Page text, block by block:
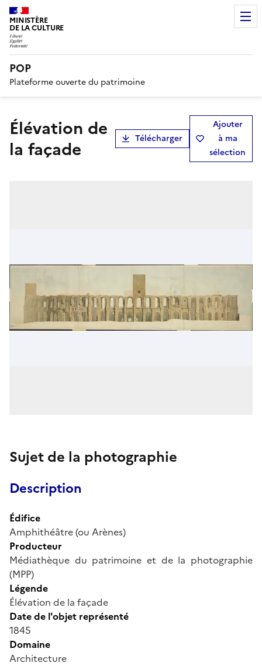
MINISTÈRE
DE LA CULTURE
POP
Plateforme ouverte du patrimoine
Élévation de
la façade
Télécharger
Ajouter
à ma
sélection
Sujet de la photographie
Description
Édifice
Amphithéâtre (ou Arènes)
Producteur
Médiathèque du patrimoine et de la photographie
(MPP)
Légende
Élévation de la façade
Date de l'objet représenté
1845
Domaine
Architecture